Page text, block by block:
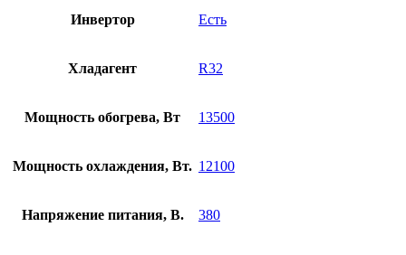
Инвертор Есть
Хладагент R32
Мощность обогрева, Вт 13500
Мощность охлаждения, Вт. 12100
Напряжение питания, В. 380